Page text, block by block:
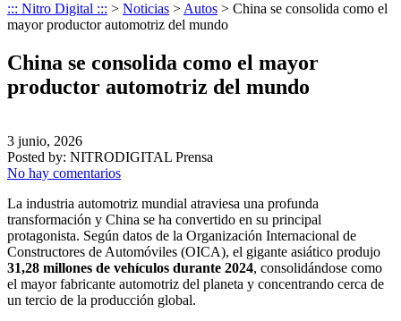
::: Nitro Digital ::: > Noticias > Autos > China se consolida como el
mayor productor automotriz del mundo
China se consolida como el mayor
productor automotriz del mundo
3 junio, 2026
Posted by: NITRODIGITAL Prensa
No hay comentarios
La industria automotriz mundial atraviesa una profunda
transformación y China se ha convertido en su principal
protagonista. Según datos de la Organización Internacional de
Constructores de Automóviles (OICA), el gigante asiático produjo
31,28 millones de vehículos durante 2024, consolidándose como
el mayor fabricante automotriz del planeta y concentrando cerca de
un tercio de la producción global.